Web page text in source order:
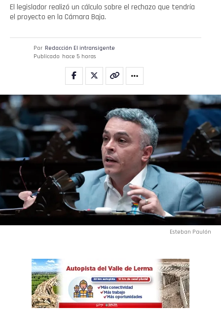
El legislador realizó un cálculo sobre el rechazo que tendría
el proyecto en la Cámara Baja.
Por Redacción El intransigente
Publicado hace 5 horas
Esteban Paulón